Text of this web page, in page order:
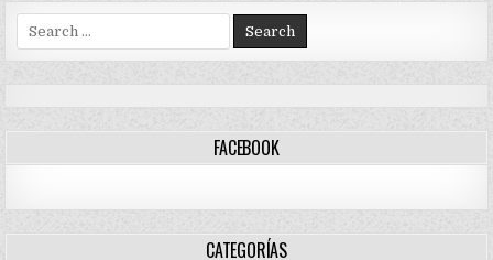
Search
for:
FACEBOOK
CATEGORÍAS